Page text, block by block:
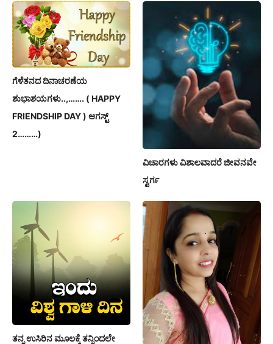
ಗೆಳೆತನದ ದಿನಾಚರಣೆಯ
ಶುಭಾಶಯಗಳು..,……. ( HAPPY
FRIENDSHIP DAY ) ಆಗಸ್ಟ್
2………)
ವಿಚಾರಗಳು ವಿಶಾಲವಾದರೆ ಜೀವನವೇ
ಸ್ವರ್ಗ
ತನ್ನ ಉಸಿರಿನ ಮೂಲಕ್ಕೆ ತನ್ನಿಂದಲೇ